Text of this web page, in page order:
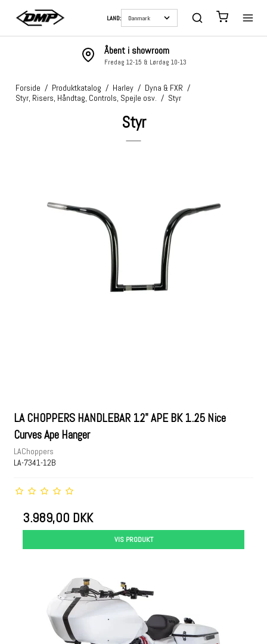
LAND:
Åbent i showroom
Fredag 12-15 & Lørdag 10-13
Forside / Produktkatalog / Harley / Dyna & FXR /
Styr, Risers, Håndtag, Controls, Spejle osv. / Styr
Styr
LA CHOPPERS HANDLEBAR 12" APE BK 1.25 Nice
Curves Ape Hanger
LAChoppers
LA-7341-12B
3.989,00 DKK
VIS PRODUKT